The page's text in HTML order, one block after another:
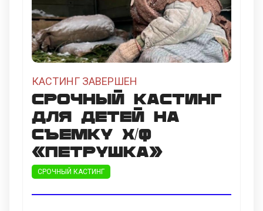
КАСТИНГ ЗАВЕРШЕН
Срочный кастинг
для детей на
съемку х/ф
«Петрушка»
СРОЧНЫЙ КАСТИНГ